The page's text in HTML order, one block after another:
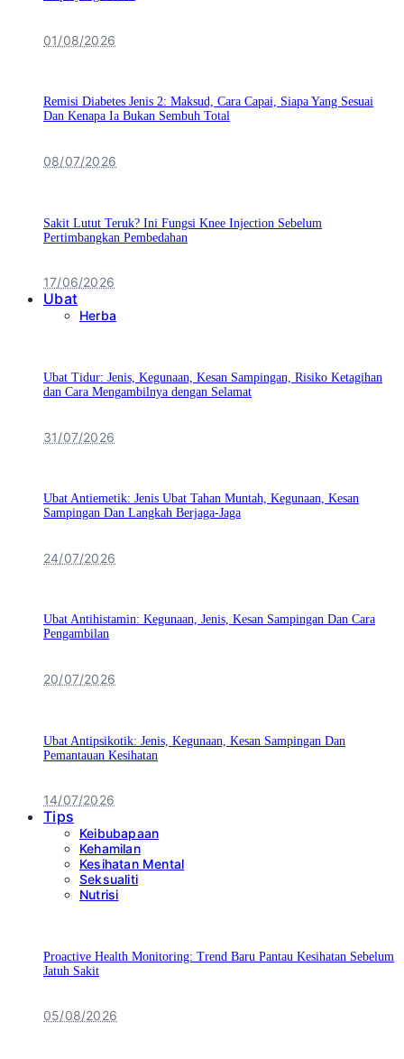
01/08/2026
Remisi Diabetes Jenis 2: Maksud, Cara Capai, Siapa Yang Sesuai
Dan Kenapa Ia Bukan Sembuh Total
08/07/2026
Sakit Lutut Teruk? Ini Fungsi Knee Injection Sebelum
Pertimbangkan Pembedahan
17/06/2026
Ubat
Herba
Ubat Tidur: Jenis, Kegunaan, Kesan Sampingan, Risiko Ketagihan
dan Cara Mengambilnya dengan Selamat
31/07/2026
Ubat Antiemetik: Jenis Ubat Tahan Muntah, Kegunaan, Kesan
Sampingan Dan Langkah Berjaga-Jaga
24/07/2026
Ubat Antihistamin: Kegunaan, Jenis, Kesan Sampingan Dan Cara
Pengambilan
20/07/2026
Ubat Antipsikotik: Jenis, Kegunaan, Kesan Sampingan Dan
Pemantauan Kesihatan
14/07/2026
Tips
Keibubapaan
Kehamilan
Kesihatan Mental
Seksualiti
Nutrisi
Proactive Health Monitoring: Trend Baru Pantau Kesihatan Sebelum
Jatuh Sakit
05/08/2026